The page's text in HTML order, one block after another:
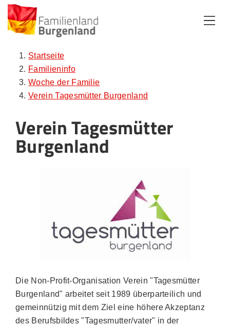
Startseite
Familieninfo
Woche der Familie
Verein Tagesmütter Burgenland
Verein Tagesmütter
Burgenland
Die Non-Profit-Organisation Verein "Tagesmütter
Burgenland" arbeitet seit 1989 überparteilich und
gemeinnützig mit dem Ziel eine höhere Akzeptanz
des Berufsbildes "Tagesmutter/vater" in der